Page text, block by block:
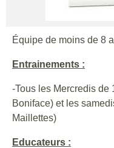
Équipe de moins de 8
Entrainements :
-Tous les Mercredis de
Boniface) et les
Maillettes)
Educateurs :